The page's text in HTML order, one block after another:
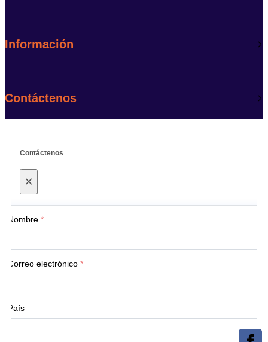
Información
Contáctenos
Contáctenos
×
Nombre *
Correo electrónico *
País